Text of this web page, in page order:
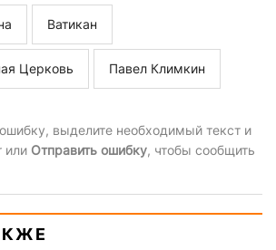
Ватикан
Церковь Павел Климкин
выделите необходимый текст и
или Отправить ошибку, чтобы сообщить